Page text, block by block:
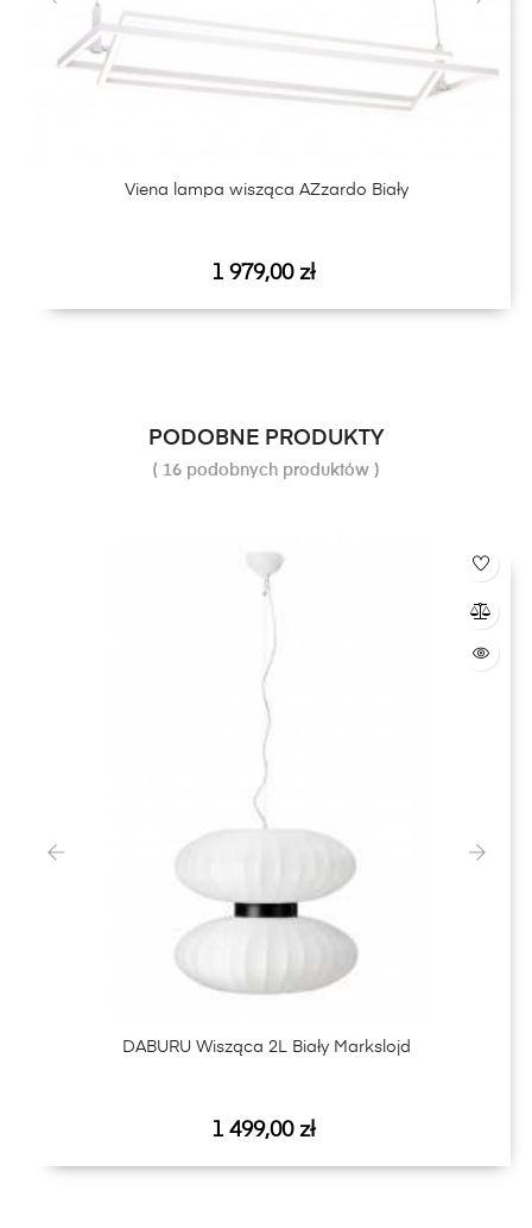
Viena lampa wisząca AZzardo Biały
Cena
1 979,00 zł
PODOBNE PRODUKTY
( 16 podobnych produktów )
DABURU Wisząca 2L Biały Markslojd
Cena
1 499,00 zł